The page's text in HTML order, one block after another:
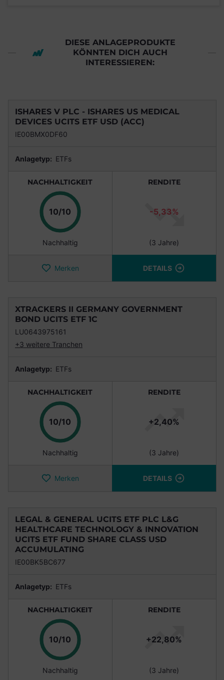
DIESE ANLAGEPRODUKTE
KÖNNTEN DICH AUCH
INTERESSIEREN:
ISHARES V PLC - ISHARES US MEDICAL
DEVICES UCITS ETF USD (ACC)
IE00BMX0DF60
Anlagetyp: ETFs
NACHHALTIGKEIT
10/10 Punkte
Nachhaltig
RENDITE
-5,33%
(3 Jahre)
Merken DETAILS
XTRACKERS II GERMANY GOVERNMENT
BOND UCITS ETF 1C
LU0643975161
+3 weitere Tranchen
Anlagetyp: ETFs
NACHHALTIGKEIT
10/10 Punkte
Nachhaltig
RENDITE
+2,40%
(3 Jahre)
Merken DETAILS
LEGAL & GENERAL UCITS ETF PLC L&G
HEALTHCARE TECHNOLOGY & INNOVATION
UCITS ETF FUND SHARE CLASS USD
ACCUMULATING
IE00BK5BC677
Anlagetyp: ETFs
NACHHALTIGKEIT
10/10 Punkte
Nachhaltig
RENDITE
+22,80%
(3 Jahre)